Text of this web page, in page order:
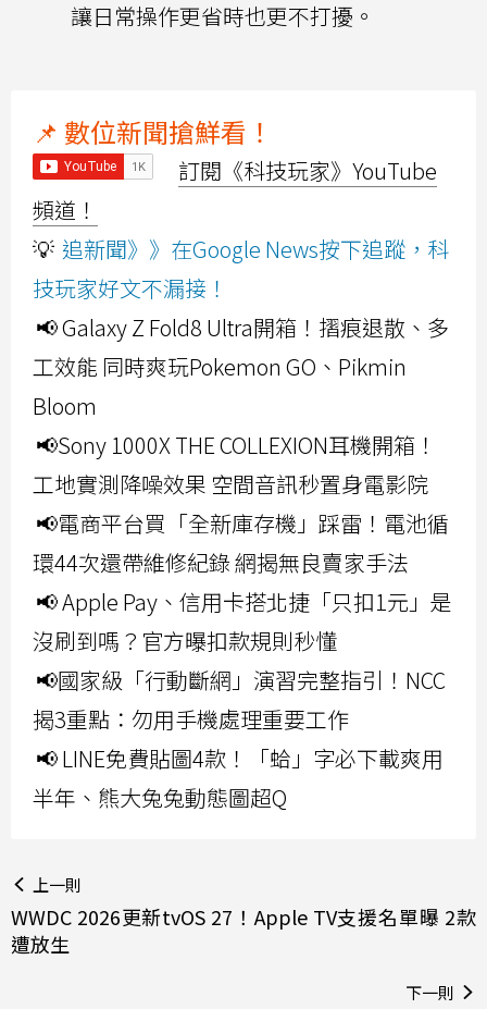
讓日常操作更省時也更不打擾。
📌 數位新聞搶鮮看！
訂閱《科技玩家》YouTube
頻道！
💡 追新聞》》在Google News按下追蹤，科
技玩家好文不漏接！
📢 Galaxy Z Fold8 Ultra開箱！摺痕退散、多
工效能 同時爽玩Pokemon GO、Pikmin
Bloom
📢Sony 1000X THE COLLEXION耳機開箱！
工地實測降噪效果 空間音訊秒置身電影院
📢電商平台買「全新庫存機」踩雷！電池循
環44次還帶維修紀錄 網揭無良賣家手法
📢 Apple Pay、信用卡搭北捷「只扣1元」是
沒刷到嗎？官方曝扣款規則秒懂
📢國家級「行動斷網」演習完整指引！NCC
揭3重點：勿用手機處理重要工作
📢 LINE免費貼圖4款！「蛤」字必下載爽用
半年、熊大兔兔動態圖超Q
上一則
WWDC 2026更新tvOS 27！Apple TV支援名單曝 2款
遭放生
下一則